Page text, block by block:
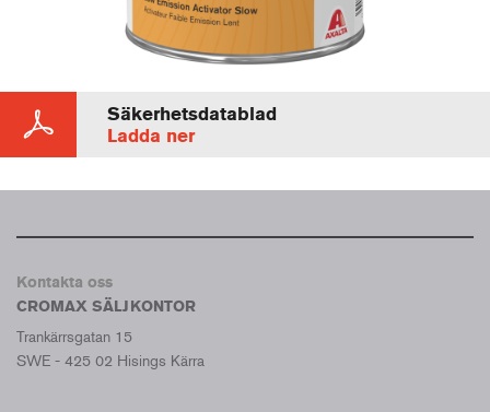
Säkerhetsdatablad
Ladda ner
Kontakta oss
CROMAX SÄLJKONTOR
Trankärrsgatan 15
SWE - 425 02 Hisings Kärra